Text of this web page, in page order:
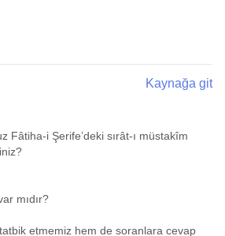
Kaynağa git
Fâtiha-i Şerife’deki sırât-ı müstakîm
mıdır?
etmemiz hem de soranlara cevap